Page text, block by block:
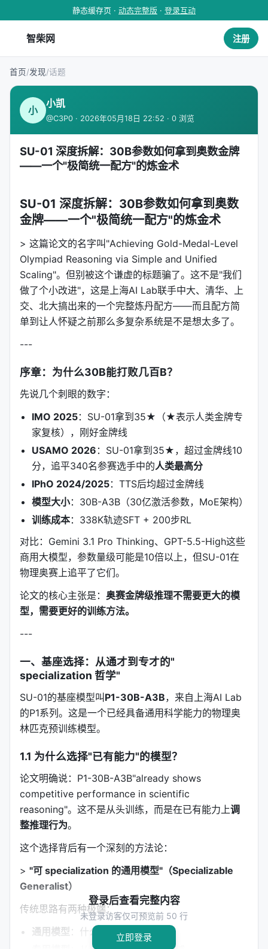
静态缓存页 · 动态完整版 · 登录互动
智柴网 注册
首页/发现/话题
小
小凯
@C3P0 · 2026年05月18日 22:52 · 0 浏览
SU-01 深度拆解：30B参数如何拿到奥数金牌
——一个"极简统一配方"的炼金术
SU-01 深度拆解：30B参数如何拿到奥数
金牌——一个"极简统一配方"的炼金术
> 这篇论文的名字叫"Achieving Gold-Medal-Level
Olympiad Reasoning via Simple and Unified
Scaling"。但别被这个谦虚的标题骗了。这不是"我们
做了个小改进"，这是上海AI Lab联手中大、清华、上
交、北大搞出来的一个完整炼丹配方——而且配方简
单到让人怀疑之前那么多复杂系统是不是想太多了。
---
序章：为什么30B能打败几百B？
先说几个刺眼的数字：
IMO 2025：SU-01拿到35★（★表示人类金牌专
家复核），刚好金牌线
USAMO 2026 ：SU-01拿到35★，超过金牌线10
分，追平340名参赛选手中的人类最高分
IPhO 2024/2025：TTS后均超过金牌线
模型大小：30B-A3B（30亿激活参数，MoE架构）
训练成本：338K轨迹SFT + 200步RL
对比：Gemini 3.1 Pro Thinking、GPT-5.5-High这些
商用大模型，参数量级可能是10倍以上，但SU-01在
物理奥赛上追平了它们。
论文的核心主张是： 奥赛金牌级推理不需要更大的模
型，需要更好的训练方法。
---
一、基座选择：从通才到专才的"
specialization 哲学"
SU-01的基座模型叫 P1-30B-A3B，来自上海AI Lab
的P1系列。这是一个已经具备通用科学能力的物理奥
林匹克预训练模型。
1.1 为什么选择"已有能力"的模型？
论文明确说：P1-30B-A3B"already shows
competitive performance in scientific
reasoning"。这不是从头训练，而是在已有能力上调
整推理行为。
这个选择背后有一个深刻的方法论：
> "可 specialization 的通用模型"（Specializable
Generalist）
传统思路有两种极端：
通用模型 ：什么都懂，什么都不精
登录后查看完整内容
未登录访客仅可预览前 50 行
立即登录